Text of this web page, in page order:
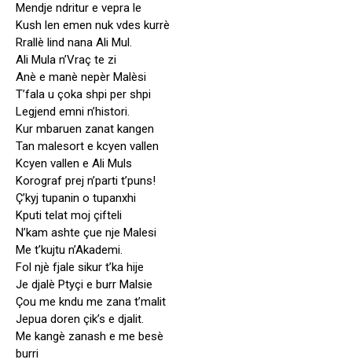
Mendje ndritur e vepra le
Kush len emen nuk vdes kurrè
Rrallè lind nana Ali Mul.
Ali Mula n’Vraç te zi
Anè e manè nepèr Malèsi
T’fala u çoka shpi per shpi
Legjend emni n’histori.
Kur mbaruen zanat kangen
Tan malesort e kcyen vallen
Kcyen vallen e Ali Muls
Korograf prej n’parti t’puns!
Ç’kyj tupanin o tupanxhi
Kputi telat moj çifteli
N’kam ashte çue nje Malesi
Me t’kujtu n’Akademi.
Fol njè fjale sikur t’ka hije
Je djalè Ptyçi e burr Malsie
Çou me kndu me zana t’malit
Jepua doren çik’s e djalit.
Me kangè zanash e me besè
burri